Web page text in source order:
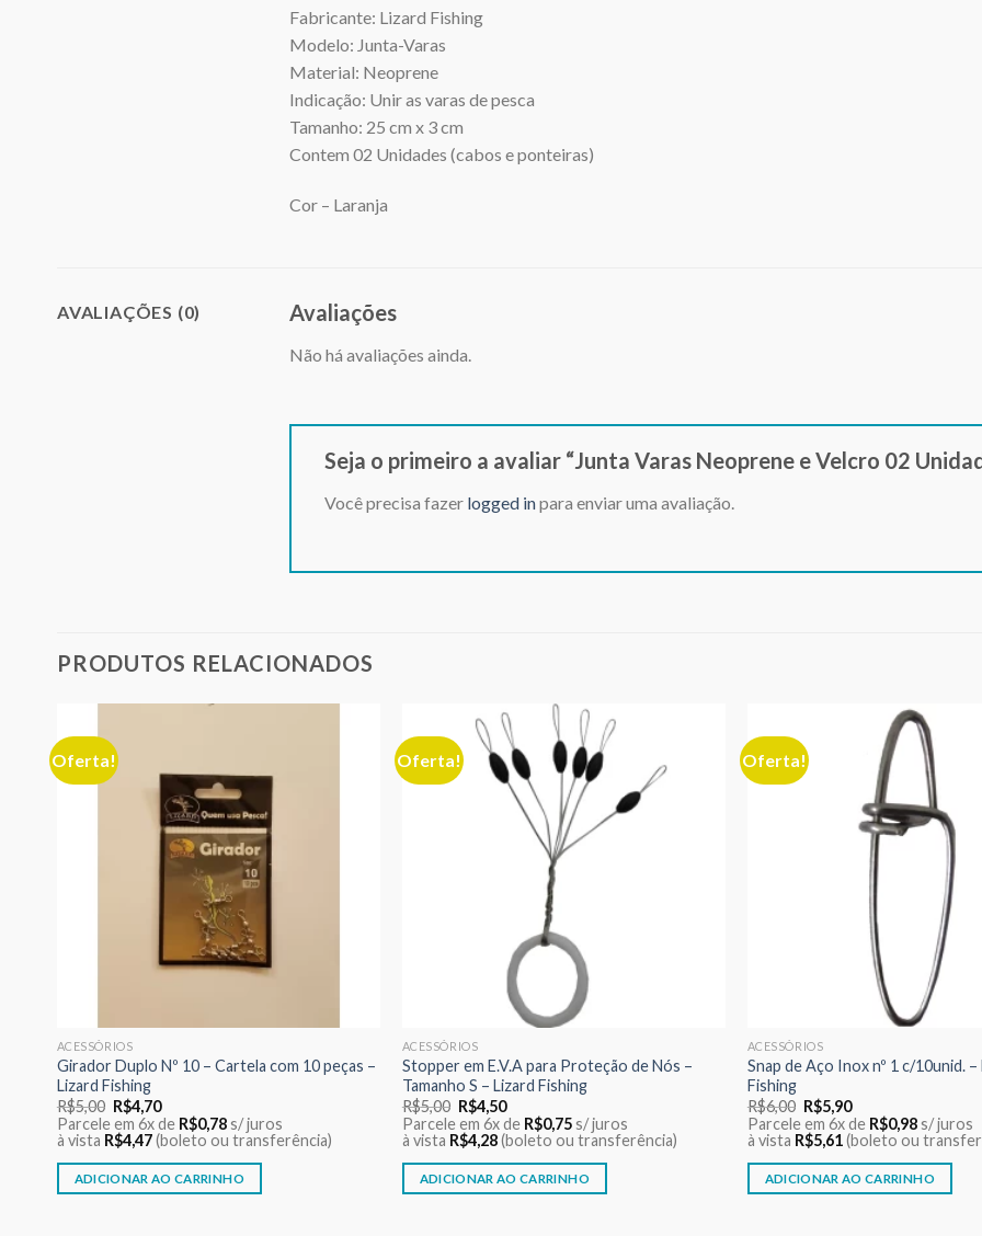
Fabricante: Lizard Fishing
Modelo: Junta-Varas
Material: Neoprene
Indicação: Unir as varas de pesca
Tamanho: 25 cm x 3 cm
Contem 02 Unidades (cabos e ponteiras)
Cor – Laranja
AVALIAÇÕES (0) Avaliações
Não há avaliações ainda.
Seja o primeiro a avaliar “Junta Varas Neoprene e Velcro 02
Você precisa fazer logged inpara enviar uma avaliação.
PRODUTOS RELACIONADOS
Oferta!
ACESSÓRIOS
Girador Duplo Nº 10 – Cartela com 10 peças –
Lizard Fishing
R$5,00 O
preço
original
era:
R$5,00.
R$4,70O
preço
atual
é:
R$4,70.
Parcele em 6x de R$0,78s/ juros
à vista R$4,47(boleto ou transferência)
ADICIONAR AO CARRINHO
Oferta!
Adicionar
aos meus
ACESSÓRIOS
Stopper em E.V.A para Proteção de Nós –
Tamanho S – Lizard Fishing
R$5,00 O
preço
original
era:
R$5,00.
R$4,50O
preço
atual
é:
R$4,50.
Parcele em 6x de R$0,75s/ juros
à vista R$4,28(boleto ou transferência)
ADICIONAR AO CARRINHO
Oferta!
ACESSÓRIOS
Snap de Aço Inox nº 1 c/10unid. –
Fishing
R$6,00 O
preço
original
era:
R$6,00.
R$5,90O
preço
atual
é:
R$5,90.
Parcele em 6x de R$0,98s/ juros
à vista R$5,61(boleto ou
ADICIONAR AO CARRINHO